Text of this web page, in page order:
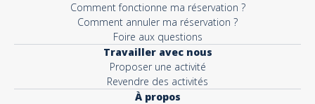
Comment fonctionne ma réservation ?
Comment annuler ma réservation ?
Foire aux questions
Travailler avec nous
Proposer une activité
Revendre des activités
À propos